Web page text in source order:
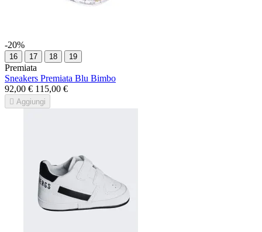
-20%
16 17 18 19
Premiata
Sneakers Premiata Blu Bimbo
92,00 € 115,00 €
 Aggiungi